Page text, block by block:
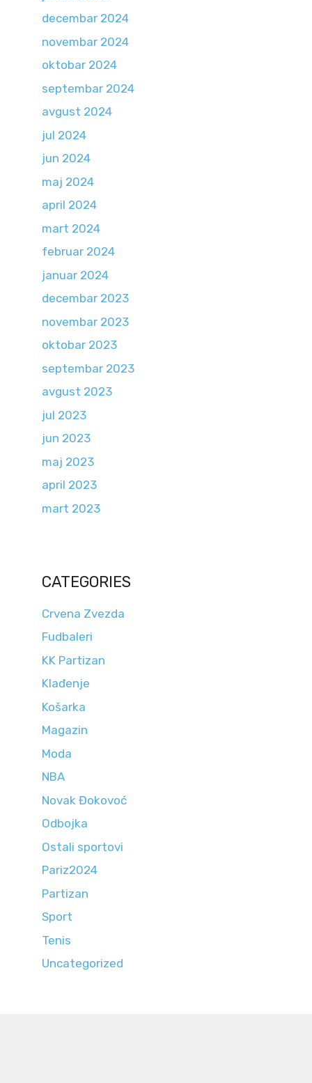
decembar 2024
novembar 2024
oktobar 2024
septembar 2024
avgust 2024
jul 2024
jun 2024
maj 2024
april 2024
mart 2024
februar 2024
januar 2024
decembar 2023
novembar 2023
oktobar 2023
septembar 2023
avgust 2023
jul 2023
jun 2023
maj 2023
april 2023
mart 2023
CATEGORIES
Crvena Zvezda
Fudbaleri
KK Partizan
Klađenje
Košarka
Magazin
Moda
NBA
Novak Đokovoć
Odbojka
Ostali sportovi
Pariz2024
Partizan
Sport
Tenis
Uncategorized